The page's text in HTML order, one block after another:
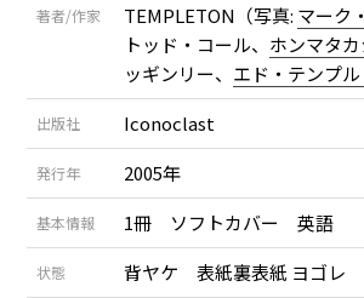
著者/作家
TEMPLETON（写真: マーク
トッド・コール、 ホンマタカ
ッギンリー、 エド・テンプ
出版社 Iconoclast
発行年 2005年
基本情報 1冊 ソフトカバー 英語
状態 背ヤケ 表紙裏表紙 ヨゴレ